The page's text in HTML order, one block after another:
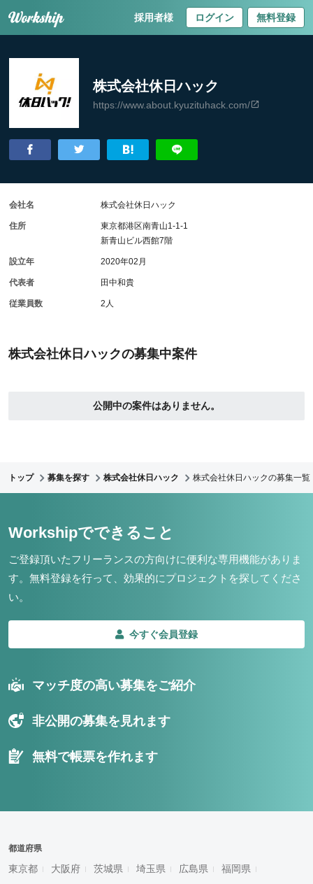
採用者様 ログイン 無料登録
株式会社休日ハック
https://www.about.kyuzituhack.com/
株式会社休日ハックの募集中案件
公開中の案件はありません。
会社名 株式会社休日ハック
住所
東京都港区南青山1-1-1
新青山ビル西館7階
設立年 2020年02月
代表者 田中和貴
従業員数 2人
トップ 募集を探す 株式会社休日ハック 株式会社休日ハックの募集一覧
Workshipでできること
ご登録頂いたフリーランスの方向けに便利な専用機能がありま
す。 無料登録を行って、効果的にプロジェクトを探してくださ
い。
今すぐ会員登録
マッチ度の高い募集をご紹介
非公開の募集を見れます
無料で帳票を作れます
都道府県
東京都 大阪府 茨城県 埼玉県 広島県 福岡県